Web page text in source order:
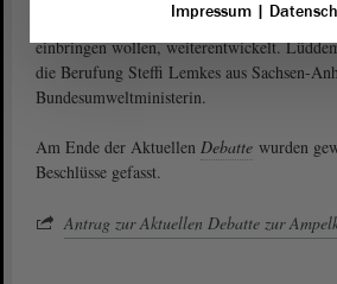
geben, dieses werde zu einem Bleiberecht
einbringen wollen, weiterentwickelt.
die Berufung Steffi Lemkes aus Sachsen-
Bundesumweltministerin.
Am Ende der Aktuellen Debatte wurden
Beschlüsse gefasst.
Antrag zur Aktuellen Debatte zur
Impressum|